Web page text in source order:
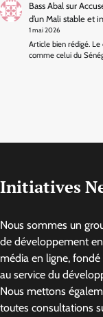
Bass Abalsur
d’un Mali stable et
1 mai 2026
Article bien rédigé.
comme celui du
Initiatives
Nous sommes un
de développement
média en ligne,
au service du
Nous mettons
toutes consultations